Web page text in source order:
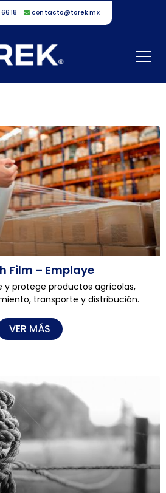
contacto@torek.mx
Film – Emplaye
y protege productos agrícolas,
transporte y distribución.
VER MÁS